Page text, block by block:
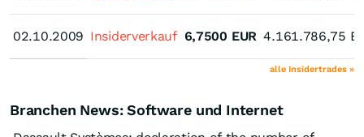
02.10.2009
02.10.2009 Insiderverkauf 6,7500 EUR 4.161.786,75
alle Insidertrades »
Branchen News: Software und Internet